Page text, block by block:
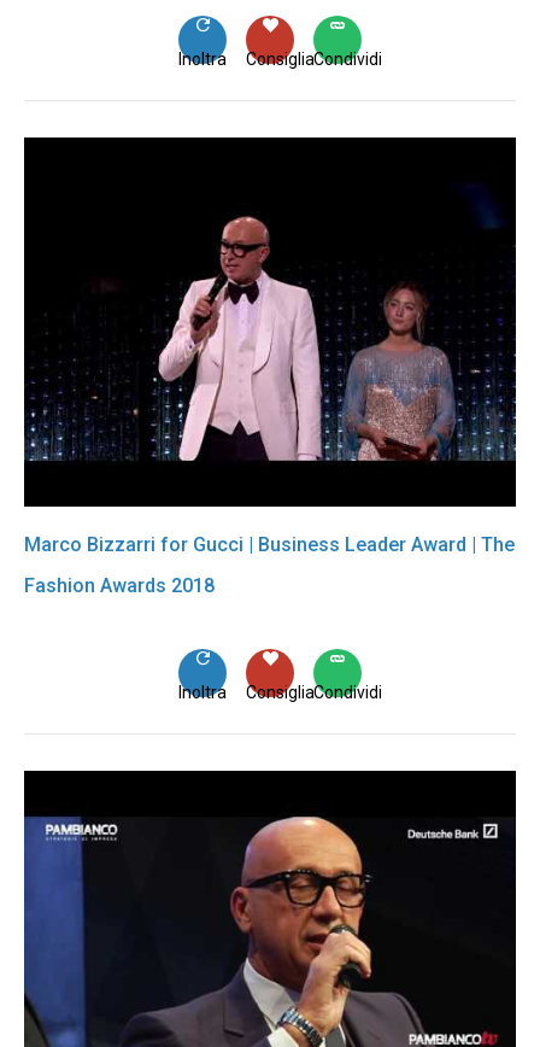
Condividi
Consiglia
Inoltra
Marco Bizzarri for Gucci | Business Leader Award | The
Fashion Awards 2018
Condividi
Consiglia
Inoltra